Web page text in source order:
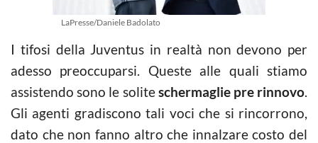
LaPresse/Daniele Badolato
I tifosi della Juventus in realtà non devono per
adesso preoccuparsi. Queste alle quali stiamo
assistendo sono le soliteschermaglie pre rinnovo.
Gli agenti gradiscono tali voci che si rincorrono,
dato che non fanno altro che innalzare costo del